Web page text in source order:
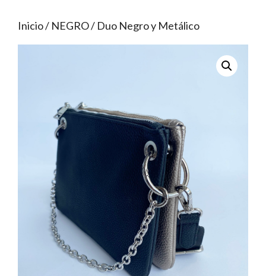
Inicio/ NEGRO/ Duo Negro y Metálico